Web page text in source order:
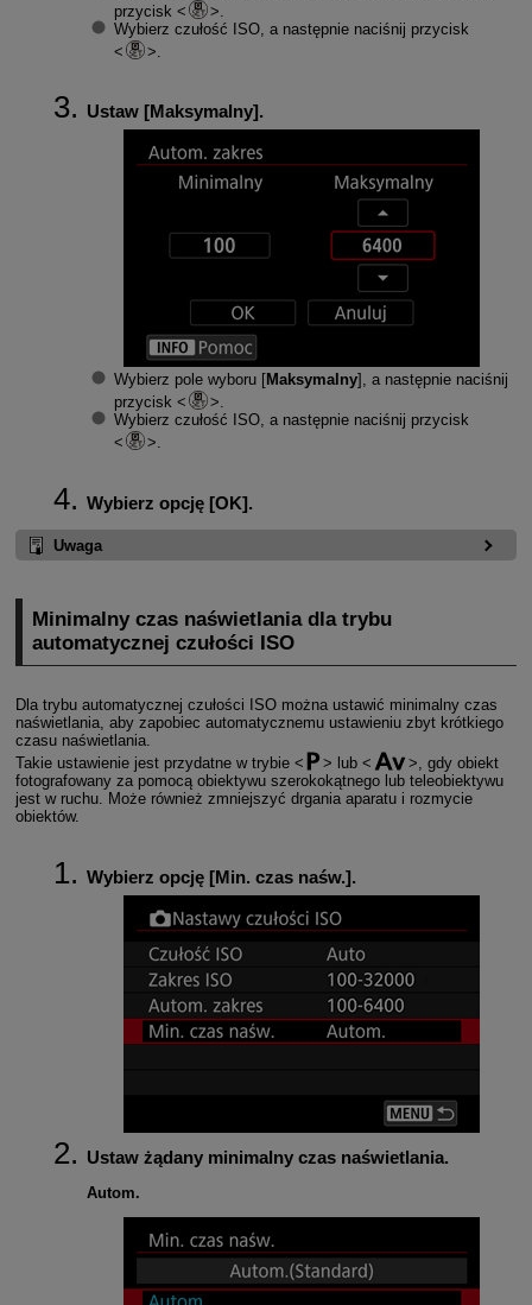
przycisk
Wybierz czułość ISO, a następnie naciśnij przycisk
Ustaw [Maksymalny].
Wybierz pole wyboru [Maksymalny], a następnie naciśnij
przycisk
.
Wybierz czułość ISO, a następnie naciśnij przycisk
.
Wybierz opcję [OK].
Uwaga
Minimalny czas naświetlania dla trybu
automatycznej czułości ISO
Dla trybu automatycznej czułości ISO można ustawić minimalny czas
naświetlania, aby zapobiec automatycznemu ustawieniu zbyt krótkiego
czasu naświetlania.
Takie ustawienie jest przydatne w trybie
lub
, gdy obiekt
fotografowany za pomocą obiektywu szerokokątnego lub teleobiektywu
jest w ruchu. Może również zmniejszyć drgania aparatu i rozmycie
obiektów.
Wybierz opcję [Min. czas naśw.].
Ustaw żądany minimalny czas naświetlania.
Autom.